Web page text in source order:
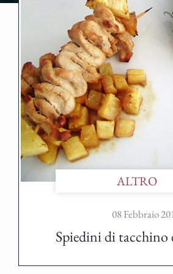
ALTRO
08 Febbraio
Spiedini di tacchino